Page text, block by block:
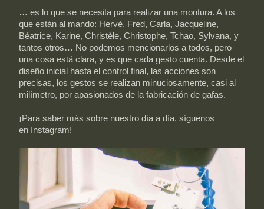
… es lo que se necesita para realizar una montura. A los
que están al mando: Hervé, Fred, Carla, Jacqueline,
Béatrice, Karine, Christèle, Christophe, Tchao, Sylvana, y
tantos otros… No podemos mencionarlos a todos, pero
una cosa está clara, y es que cada gesto cuenta. Desde el
diseño inicial hasta el control final, las acciones son
precisas, los gestos se realizan minuciosamente, casi al
milímetro, por apasionados de la fabricación de gafas.
¡Para saber más sobre nuestro día a día, síguenos
en Instagram!